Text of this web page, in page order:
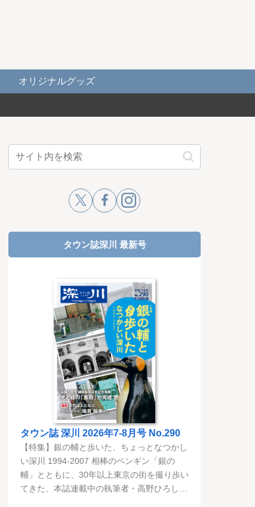
オリジナルグッズ
タウン誌深川 最新号
タウン誌 深川 2026年7-8月号 No.290
【特集】銀の輔と歩いた、ちょっとなつかし
い深川 1994-2007 相棒のペンギン「銀の
輔」とともに、30年以上東京の街を撮り歩い
てきた、本誌連載中の執筆者・高野ひろしさ